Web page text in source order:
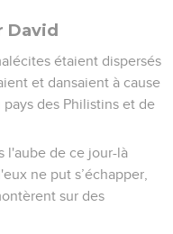
David
étaient dispersés
et dansaient à cause
des Philistins et de
l'aube de ce jour-là
ne put s’échapper,
sur des